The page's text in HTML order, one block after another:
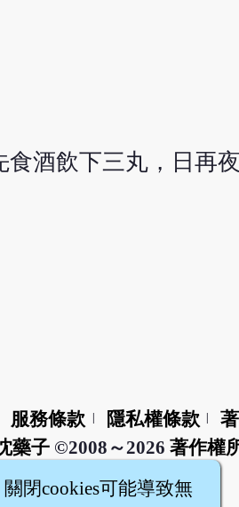
酒飲下三丸，日再
服務條款 隱私權條款
藥子©2008～2026 著作權
閉cookies可能導致無